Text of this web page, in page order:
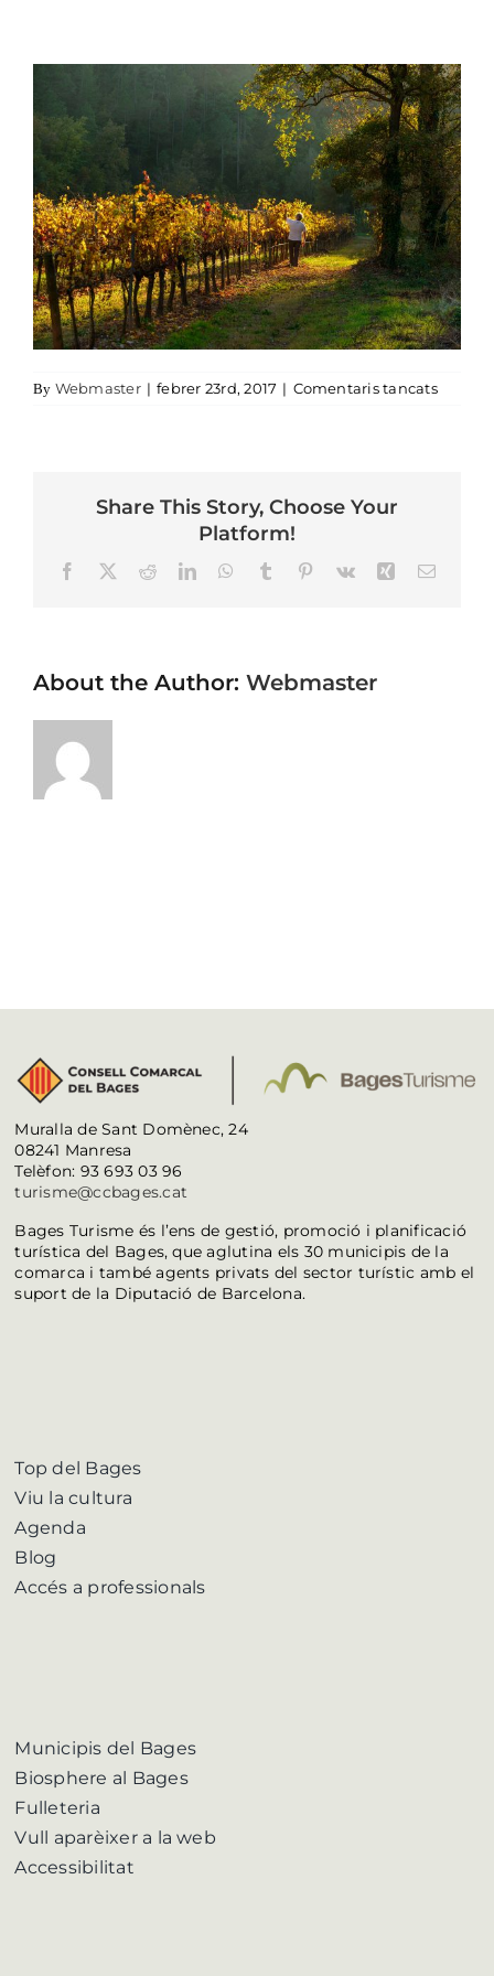
By Webmaster | febrer 23rd, 2017 | Comentaris tancatsa 05-
Share This Story, Choose Your
Platform!
FacebookRedditLinkedInWhatsApp
TumblrPinterest
Vk XingEmail
About the Author: Webmaster
Muralla de Sant Domènec, 24
08241 Manresa
Telèfon: 93 693 03 96
turisme@ccbages.cat
Bages Turisme és l’ens de gestió, promoció i planificació
turística del Bages, que aglutina els 30 municipis de la
comarca i també agents privats del sector turístic amb el
suport de la Diputació de Barcelona.
Top del Bages
Viu la cultura
Agenda
Blog
Accés a professionals
Municipis del Bages
Biosphere al Bages
Fulleteria
Vull aparèixer a la web
Accessibilitat